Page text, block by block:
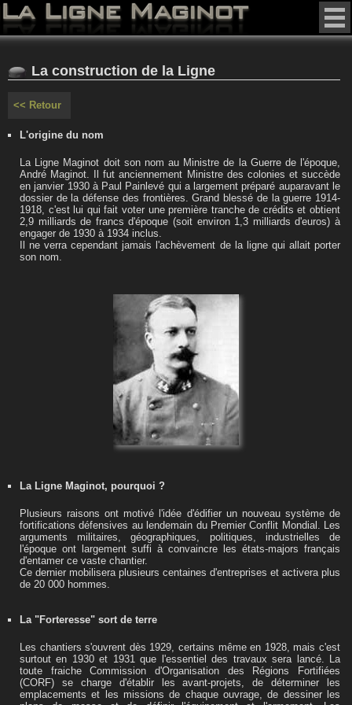
La construction de la Ligne
<< Retour
L'origine du nom
La Ligne Maginot doit son nom au Ministre de la Guerre de l'époque,
André Maginot. Il fut anciennement Ministre des colonies et succède
en janvier 1930 à Paul Painlevé qui a largement préparé auparavant le
dossier de la défense des frontières. Grand blessé de la guerre 1914-
1918, c'est lui qui fait voter une première tranche de crédits et obtient
2,9 milliards de francs d'époque (soit environ 1,3 milliards d'euros) à
engager de 1930 à 1934 inclus.
Il ne verra cependant jamais l'achèvement de la ligne qui allait porter
son nom.
La Ligne Maginot, pourquoi ?
Plusieurs raisons ont motivé l'idée d'édifier un nouveau système de
fortifications défensives au lendemain du Premier Conflit Mondial. Les
arguments militaires, géographiques, politiques, industrielles de
l'époque ont largement suffi à convaincre les états-majors français
d'entamer ce vaste chantier.
Ce dernier mobilisera plusieurs centaines d'entreprises et activera plus
de 20 000 hommes.
La "Forteresse" sort de terre
Les chantiers s'ouvrent dès 1929, certains même en 1928, mais c'est
surtout en 1930 et 1931 que l'essentiel des travaux sera lancé. La
toute fraiche Commission d'Organisation des Régions Fortifiées
(CORF) se charge d'établir les avant-projets, de déterminer les
emplacements et les missions de chaque ouvrage, de dessiner les